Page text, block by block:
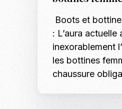
Boots et
: L’aura actuelle
inexorablement
les bottines
chaussure